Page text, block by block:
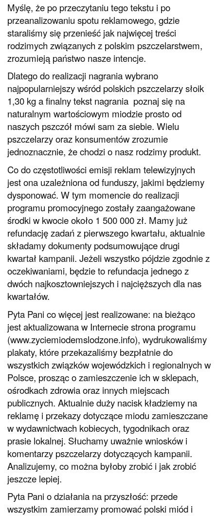
Myślę, że po przeczytaniu tego tekstu i po
przeanalizowaniu spotu reklamowego, gdzie
staraliśmy się przenieść jak najwięcej treści
rodzimych związanych z polskim pszczelarstwem,
zrozumieją państwo nasze intencje.
Dlatego do realizacji nagrania wybrano
najpopularniejszy wśród polskich pszczelarzy słoik
1,30 kg a finalny tekst nagrania poznaj się na
naturalnym wartościowym miodzie prosto od
naszych pszczół mówi sam za siebie. Wielu
pszczelarzy oraz konsumentów zrozumie
jednoznacznie, że chodzi o nasz rodzimy produkt.
Co do częstotliwości emisji reklam telewizyjnych
jest ona uzależniona od funduszy, jakimi będziemy
dysponować. W tym momencie do realizacji
programu promocyjnego zostały zaangażowane
środki w kwocie około 1 500 000 zł. Mamy już
refundację zadań z pierwszego kwartału, aktualnie
składamy dokumenty podsumowujące drugi
kwartał kampanii. Jeżeli wszystko pójdzie zgodnie z
oczekiwaniami, będzie to refundacja jednego z
dwóch najkosztowniejszych i najcięższych dla nas
kwartałów.
Pyta Pani co więcej jest realizowane: na bieżąco
jest aktualizowana w Internecie strona programu
(www.zyciemiodemslodzone.info), wydrukowaliśmy
plakaty, które przekazaliśmy bezpłatnie do
wszystkich związków wojewódzkich i regionalnych w
Polsce, prosząc o zamieszczenie ich w sklepach,
ośrodkach zdrowia oraz innych miejscach
publicznych. Aktualnie duży nacisk kładziemy na
reklamę i przekazy dotyczące miodu zamieszczane
w wydawnictwach kobiecych, tygodnikach oraz
prasie lokalnej. Słuchamy uważnie wniosków i
komentarzy pszczelarzy dotyczących kampanii.
Analizujemy, co można byłoby zrobić i jak zrobić
jeszcze lepiej.
Pyta Pani o działania na przyszłość: przede
wszystkim zamierzamy promować polski miód i